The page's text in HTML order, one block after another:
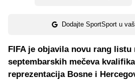
Dodajte SportSport u
FIFA je objavila novu rang listu
septembarskih mečeva
reprezentacija Bosne i